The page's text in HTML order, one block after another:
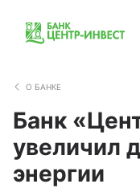
О БАНКЕ
Банк
увеличил
энергии